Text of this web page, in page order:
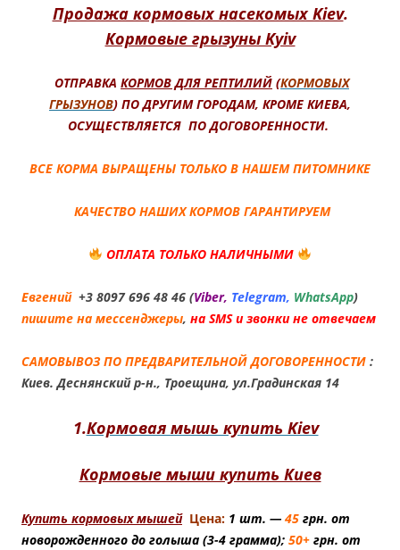
Продажа кормовых насекомых Kiev.
Кормовые грызуны Kyiv
ОТПРАВКА КОРМОВ ДЛЯ РЕПТИЛИЙ (КОРМОВЫХ
ГРЫЗУНОВ) ПО ДРУГИМ ГОРОДАМ, КРОМЕ КИЕВА,
ОСУЩЕСТВЛЯЕТСЯ ПО ДОГОВОРЕННОСТИ.
ВСЕ КОРМА ВЫРАЩЕНЫ ТОЛЬКО В НАШЕМ ПИТОМНИКЕ
КАЧЕСТВО НАШИХ КОРМОВ ГАРАНТИРУЕМ
ОПЛАТА ТОЛЬКО НАЛИЧНЫМИ
Евгений +3 8097 696 48 46 (Viber, Telegram, WhatsApp)
пишите на мессенджеры, на SMS и звонки не отвечаем
САМОВЫВОЗ ПО ПРЕДВАРИТЕЛЬНОЙ ДОГОВОРЕННОСТИ :
Киев. Деснянский р-н., Троещина, ул.Градинская 14
1.Кормовая мышь купить Kiev
Кормовые мыши купить Киев
Купить кормовых мышей Цена: 1 шт. — 45 грн. от
новорожденного до голыша (3-4 грамма); 50+ грн. от